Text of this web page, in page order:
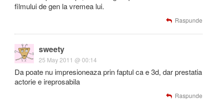
filmului de gen la vremea lui.
Raspunde
sweety
25 May 2011 @ 00:14
Da poate nu impresioneaza prin faptul ca e 3d, dar prestatia
actorie e ireprosabila
Raspunde